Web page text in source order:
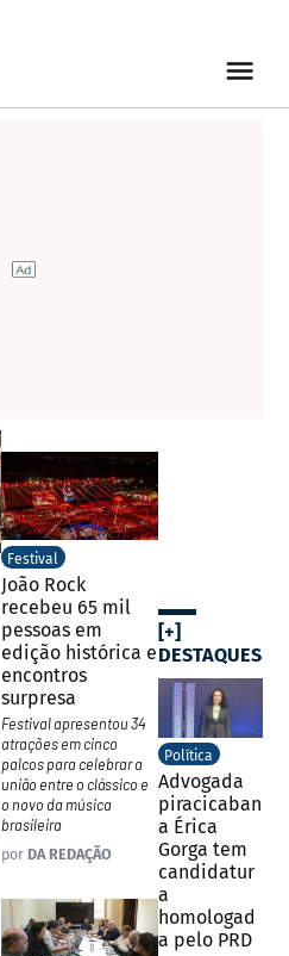
Festival
João Rock
recebeu 65 mil
pessoas em
edição histórica e
encontros
surpresa
Festival apresentou 34
atrações em cinco
palcos para celebrar a
união entre o clássico e
o novo da música
brasileira
por DA REDAÇÃO
[+]
DESTAQUES
Política
Advogada
piracicaban
a Érica
Gorga tem
candidatur
a
homologad
a pelo PRD